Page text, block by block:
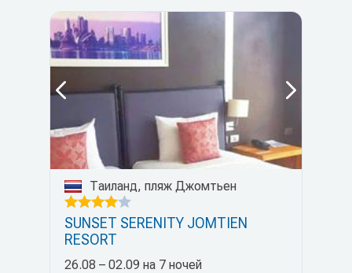
Таиланд, пляж Джомтьен
SUNSET SERENITY JOMTIEN
RESORT
26.08 – 02.09 на 7 ночей